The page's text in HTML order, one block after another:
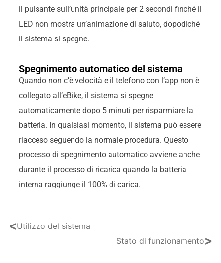
il pulsante sull’unità principale per 2 secondi finché il
LED non mostra un’animazione di saluto, dopodiché
il sistema si spegne.
Spegnimento automatico del sistema
Quando non c’è velocità e il telefono con l’app non è
collegato all’eBike, il sistema si spegne
automaticamente dopo 5 minuti per risparmiare la
batteria. In qualsiasi momento, il sistema può essere
riacceso seguendo la normale procedura. Questo
processo di spegnimento automatico avviene anche
durante il processo di ricarica quando la batteria
interna raggiunge il 100% di carica.
<Utilizzo del sistema
Stato di funzionamento>